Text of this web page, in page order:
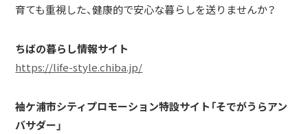
育ても重視した、健康的で安心な暮らしを送りませんか？
ちばの暮らし情報サイト
https://life-style.chiba.jp/
袖ケ浦市シティプロモーション特設サイト「そでがうらアン
バサダー」